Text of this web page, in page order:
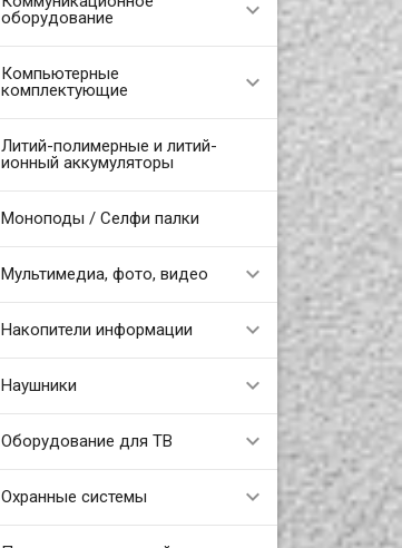
оборудование
Компьютерные
комплектующие
Литий-полимерные и литий-
ионный аккумуляторы
Моноподы / Селфи палки
Мультимедиа, фото, видео
Накопители информации
Наушники
Оборудование для ТВ
Охранные системы